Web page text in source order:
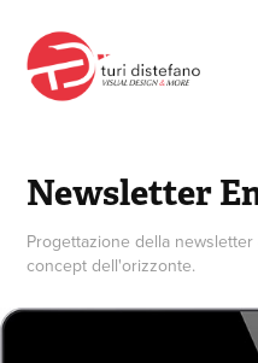
Newsletter
Progettazione della
concept dell'orizzonte.